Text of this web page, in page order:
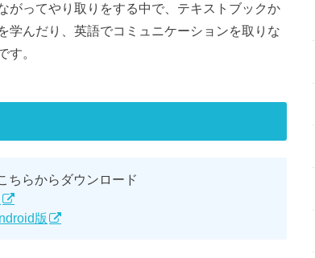
がってやり取りをする中で、テキストブックか
学んだり、英語でコミュニケーションを取りな
す。
ちらからダウンロード
版